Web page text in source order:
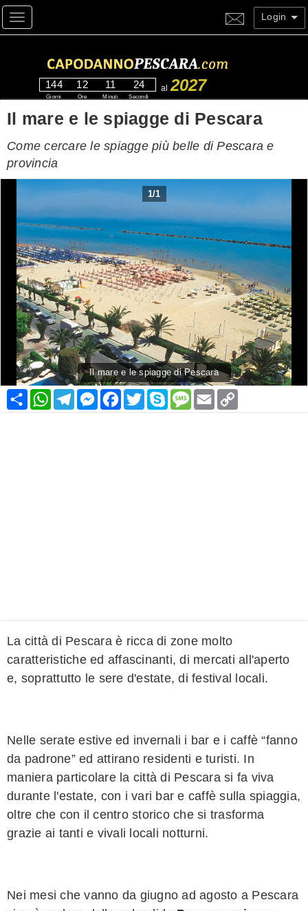
Toggle navigation Login
144
Giorni
12
Ore
11
Minuti
23
Secondi
al 2027
Il mare e le spiagge di Pescara
Come cercare le spiagge più belle di Pescara e
provincia
1/1
Il mare e le spiagge di Pescara
Condividi
WhatsApp
Telegram
Messenger
Facebook
TwitterSkypeMessage
Email
La città di Pescara è ricca di zone molto
caratteristiche ed affascinanti, di mercati all'aperto
e, soprattutto le sere d'estate, di festival locali.
Nelle serate estive ed invernali i bar e i caffè “fanno
da padrone” ed attirano residenti e turisti. In
maniera particolare la città di Pescara si fa viva
durante l'estate, con i vari bar e caffè sulla spiaggia,
oltre che con il centro storico che si trasforma
grazie ai tanti e vivali locali notturni.
Nei mesi che vanno da giugno ad agosto a Pescara